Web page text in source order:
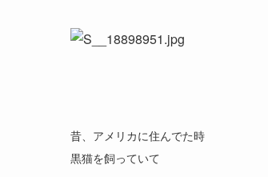
昔、アメリカに住んでた時
黒猫を飼っていて